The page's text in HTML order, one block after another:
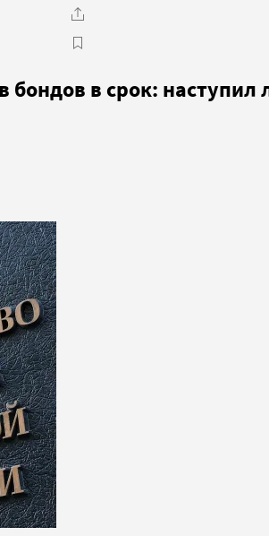
бондов в срок: наступил